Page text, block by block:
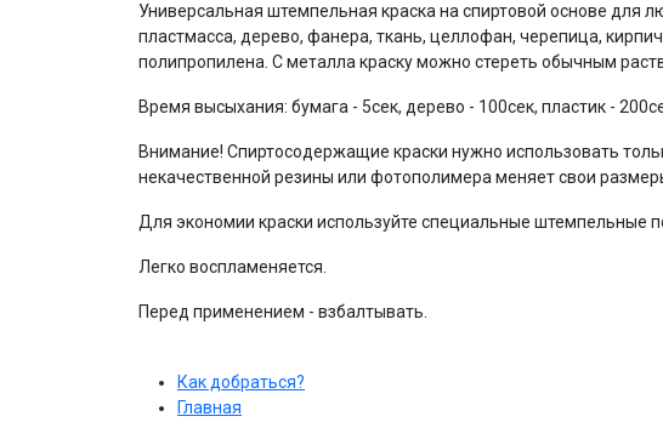
Универсальная штемпельная краска на спиртовой основе для
пластмасса, дерево, фанера, ткань, целлофан, черепица,
полипропилена. С металла краску можно стереть обычным
Время высыхания: бумага - 5сек, дерево - 100сек, пластик -
Внимание! Спиртосодержащие краски нужно использовать
некачественной резины или фотополимера меняет свои
Для экономии краски используйте специальные штемпельные
Легко воспламеняется.
Перед применением - взбалтывать.
Как добраться?
Главная